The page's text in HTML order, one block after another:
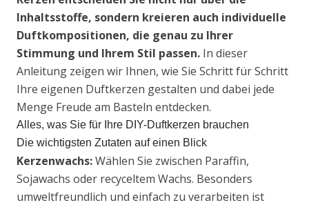
Inhaltsstoffe, sondern kreieren auch individuelle
Duftkompositionen, die genau zu Ihrer
Stimmung und Ihrem Stil passen. In dieser
Anleitung zeigen wir Ihnen, wie Sie Schritt für Schritt
Ihre eigenen Duftkerzen gestalten und dabei jede
Menge Freude am Basteln entdecken.
Alles, was Sie für Ihre DIY-Duftkerzen brauchen
Die wichtigsten Zutaten auf einen Blick
Kerzenwachs:Wählen Sie zwischen Paraffin,
Sojawachs oder recyceltem Wachs. Besonders
umweltfreundlich und einfach zu verarbeiten ist